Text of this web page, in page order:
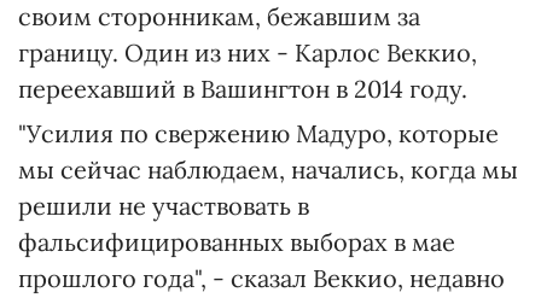
своим сторонникам, бежавшим за
границу. Один из них - Карлос Веккио,
переехавший в Вашингтон в 2014 году.
"Усилия по свержению Мадуро, которые
мы сейчас наблюдаем, начались, когда мы
решили не участвовать в
фальсифицированных выборах в мае
прошлого года", - сказал Веккио, недавно